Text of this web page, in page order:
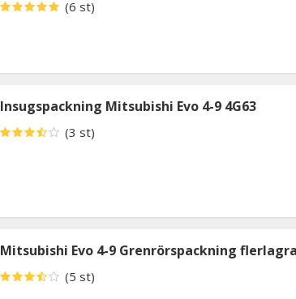
(6 st)
Insugspackning Mitsubishi Evo 4-9 4G63
(3 st)
Mitsubishi Evo 4-9 Grenrörspackning
(5 st)